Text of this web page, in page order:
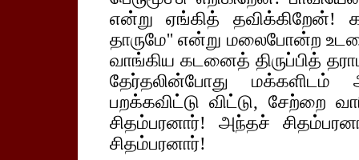
என்று ஏங்கித் தவிக்கிறேன்!
தாருமே'' என்று மலைபோன்ற
வாங்கிய கடனைத் திருப்பித்
தேர்தலின்போது மக்களிடம்
பறக்கவிட்டு விட்டு, சேற்றை
சிதம்பரனார்! அந்தச்
சிதம்பரனார்!